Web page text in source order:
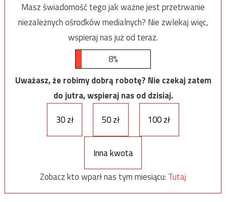
Masz świadomość tego jak ważne jest przetrwanie
niezależnych ośrodków medialnych? Nie zwlekaj więc,
wspieraj nas już od teraz.
8%
Uważasz, że robimy dobrą robotę? Nie czekaj zatem
do jutra, wspieraj nas od dzisiaj.
30 zł
50 zł 100 zł
Inna kwota
Zobacz kto wparł nas tym miesiącu: Tutaj